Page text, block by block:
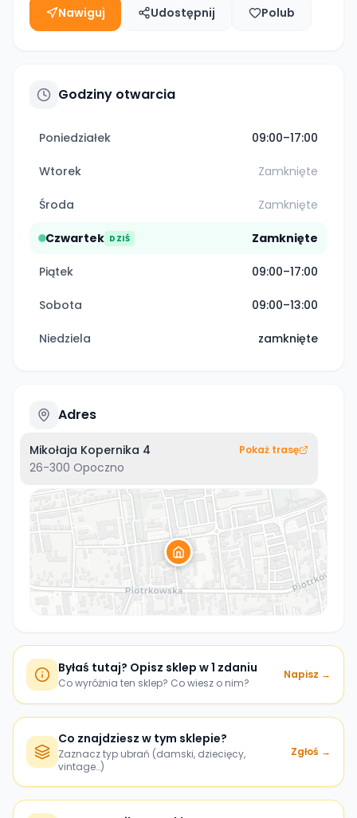
Nawiguj Udostępnij Polub
Godziny otwarcia
Poniedziałek 09:00–17:00
Wtorek Zamknięte
Środa Zamknięte
Czwartek DZIŚ Zamknięte
Piątek 09:00–17:00
Sobota 09:00–13:00
Niedziela zamknięte
Adres
Mikołaja Kopernika 4
26-300 Opoczno
Pokaż trasę
Byłaś tutaj? Opisz sklep w 1 zdaniu
Co wyróżnia ten sklep? Co wiesz o nim?
Napisz →
Co znajdziesz w tym sklepie?
Zaznacz typ ubrań (damski, dziecięcy,
vintage…)
Zgłoś →